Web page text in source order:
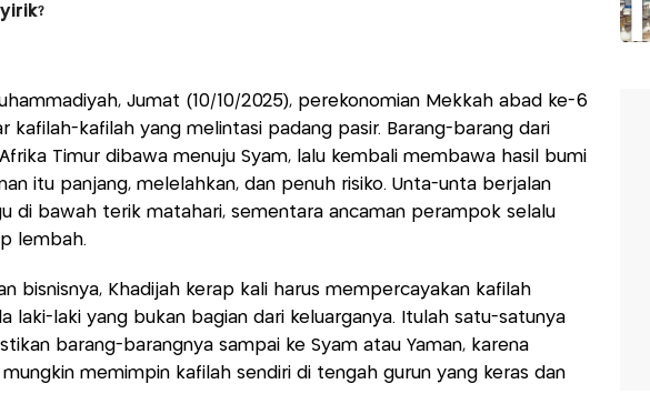
Jumat (10/10/2025), perekonomian Mekkah abad ke-6
kafilah-kafilah yang melintasi padang pasir. Barang-barang dari
Afrika Timur dibawa menuju Syam, lalu kembali membawa hasil bumi
itu panjang, melelahkan, dan penuh risiko. Unta-unta berjalan
di bawah terik matahari, sementara ancaman perampok selalu
lembah.
bisnisnya, Khadijah kerap kali harus mempercayakan kafilah
laki-laki yang bukan bagian dari keluarganya. Itulah satu-satunya
barang-barangnya sampai ke Syam atau Yaman, karena
memimpin kafilah sendiri di tengah gurun yang keras dan